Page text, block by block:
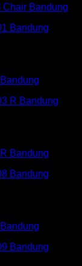
Chair Bandung
Bandung